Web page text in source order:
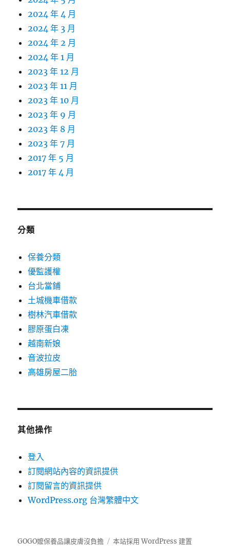
2024 年 4 月
2024 年 3 月
2024 年 2 月
2024 年 1 月
2023 年 12 月
2023 年 11 月
2023 年 10 月
2023 年 9 月
2023 年 8 月
2023 年 7 月
2017 年 5 月
2017 年 4 月
分類
保養分類
優監護權
台北當鋪
土城機車借款
樹林汽車借款
膠原蛋白凍
越南新娘
音波拉皮
高雄房屋二胎
其他操作
登入
訂閱網站內容的資訊提供
訂閱留言的資訊提供
WordPress.org 台灣繁體中文
GOGO嬤保養品讓皮膚沒負擔 本站採用 WordPress 建置